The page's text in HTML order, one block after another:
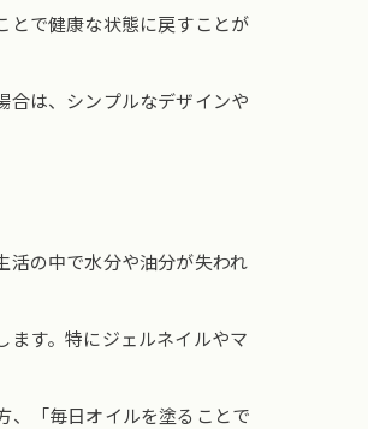
とで健康な状態に戻すことが
合は、シンプルなデザインや
活の中で水分や油分が失われ
す。特にジェルネイルやマ
、「毎日オイルを塗ることで